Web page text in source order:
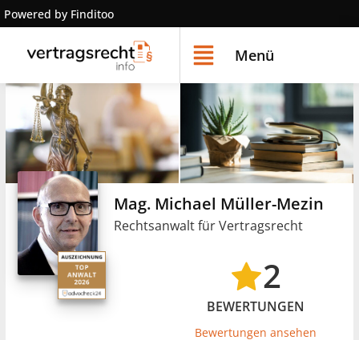
Powered by Finditoo
Menü
Mag. Michael Müller-Mezin
Rechtsanwalt für Vertragsrecht
2
BEWERTUNGEN
Bewertungen ansehen